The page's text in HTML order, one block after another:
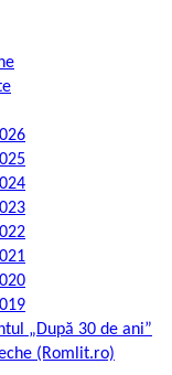
„După 30 de ani”
(Romlit.ro)